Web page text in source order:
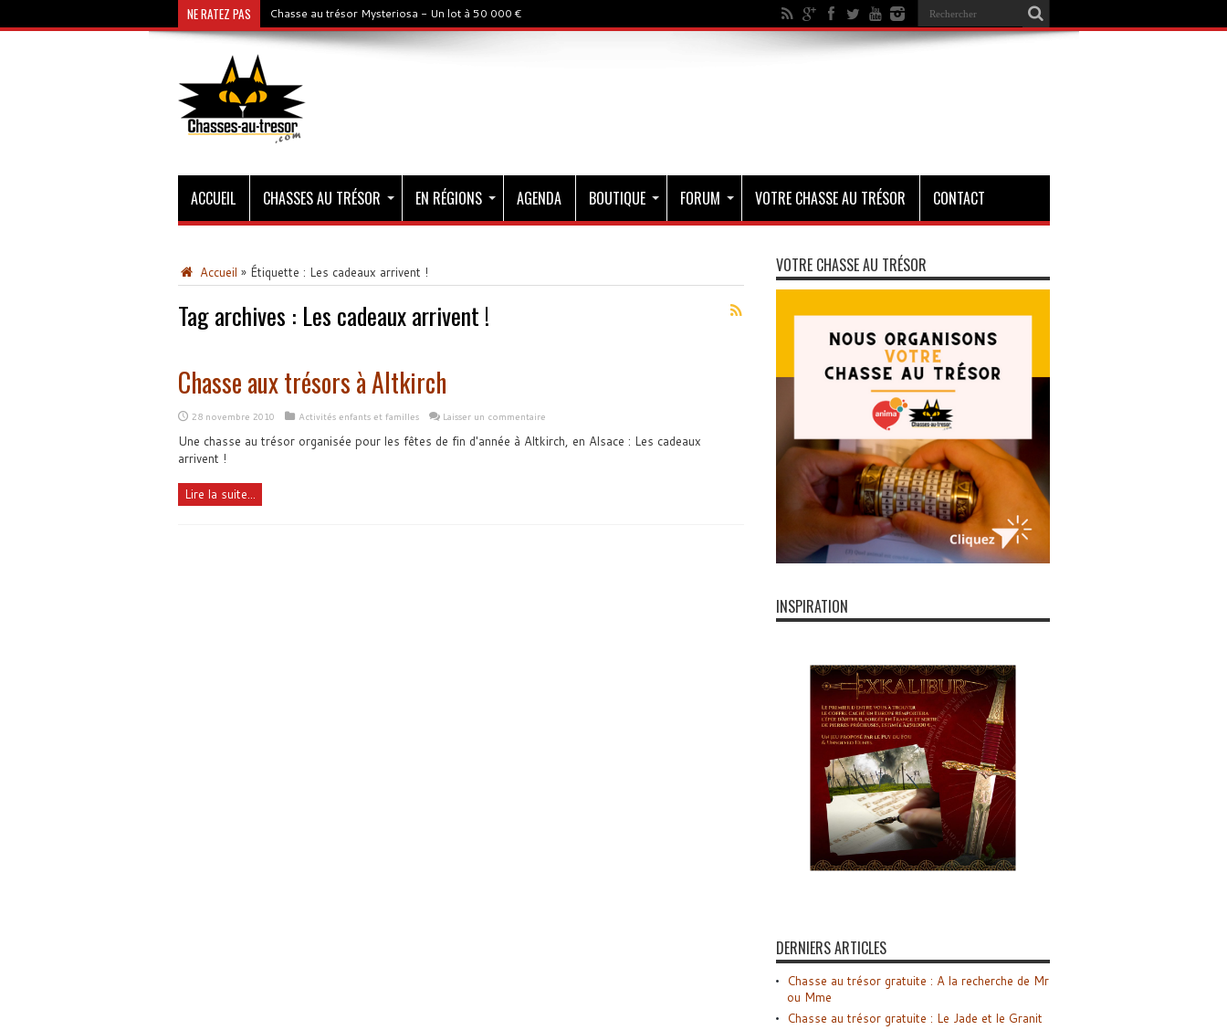
NE RATEZ PAS Chasse au trésor Mysteriosa - Un lot à 50 000 €
ACCUEIL CHASSES AU TRÉSOR EN RÉGIONS AGENDA BOUTIQUE FORUM VOTRE CHASSE AU TRÉSOR CONTACT
Accueil » Étiquette : Les cadeaux arrivent !
Tag archives : Les cadeaux arrivent !
Chasse aux trésors à Altkirch
28 novembre 2010 Activités enfants et familles Laisser un commentaire
Une chasse au trésor organisée pour les fêtes de fin d'année à Altkirch, en Alsace : Les cadeaux
arrivent !
Lire la suite...
VOTRE CHASSE AU TRÉSOR
INSPIRATION
DERNIERS ARTICLES
Chasse au trésor gratuite : A la recherche de Mr
ou Mme
Chasse au trésor gratuite : Le Jade et le Granit